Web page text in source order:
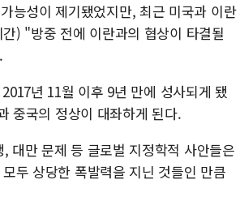
능성이 제기됐었지만, 최근 미국과 이란
) "방중 전에 이란과의 협상이 타결될
년 11월 이후 9년 만에 성사되게 됐
중국의 정상이 대좌하게 된다.
대만 문제 등 글로벌 지정학적 사안들은
두 상당한 폭발력을 지닌 것들인 만큼